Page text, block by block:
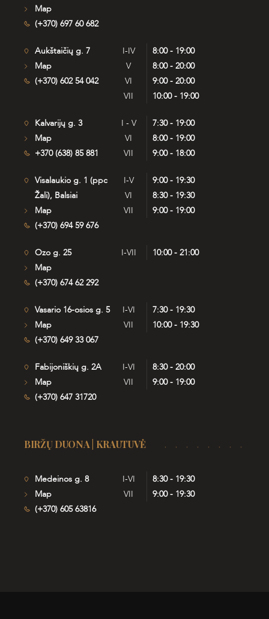
Map
(+370) 697 60 682
Aukštaičių g. 7
Map
(+370) 602 54 042
I-IV
8:00 - 19:00
V
8:00 - 20:00
VI
9:00 - 20:00
VII
10:00 - 19:00
Kalvarijų g. 3
Map
+370 (638) 85 881
I - V
7:30 - 19:00
VI
8:00 - 19:00
VII
9:00 - 18:00
Visalaukio g. 1 (ppc
Žali), Balsiai
Map
(+370) 694 59 676
I-V
9:00 - 19:30
VI
8:30 - 19:30
VII
9:00 - 19:00
Ozo g. 25
Map
(+370) 674 62 292
I-VII 10:00 - 21:00
Vasario 16-osios g. 5
Map
(+370) 649 33 067
I-VI
7:30 - 19:30
VII
10:00 - 19:30
Fabijoniškių g. 2A
Map
(+370) 647 31720
I-VI
8:30 - 20:00
VII
9:00 - 19:00
BIRŽŲ DUONA | KRAUTUVĖ
Medeinos g. 8
Map
(+370) 605 63816
I-VI
8:30 - 19:30
VII
9:00 - 19:30